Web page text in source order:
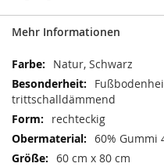
Mehr Informationen
Mehr
Informationen
Natur, Schwarz
trittschalldämmend
rechteckig
60% Gummi
60 cm x 80 cm